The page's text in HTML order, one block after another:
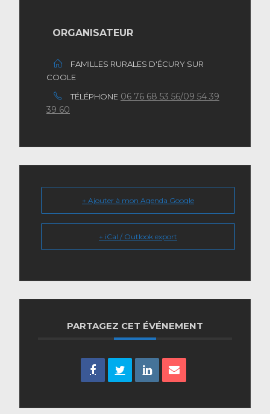
ORGANISATEUR
FAMILLES RURALES D'ÉCURY SUR
COOLE
TÉLÉPHONE 06 76 68 53 56/09 54 39
39 60
+ Ajouter à mon Agenda Google
+ iCal / Outlook export
PARTAGEZ CET ÉVÉNEMENT